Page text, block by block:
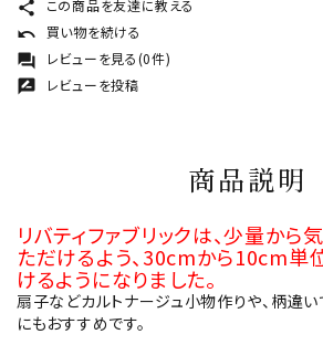
share この商品を友達に教える
undo 買い物を続ける
forum レビューを見る(0件)
rate_review レビューを投稿
商品説明
リバティファブリックは、少量から
ただけるよう、30cmから10cm単
けるようになりました。
扇子などカルトナージュ小物作りや、柄違
にもおすすめです。